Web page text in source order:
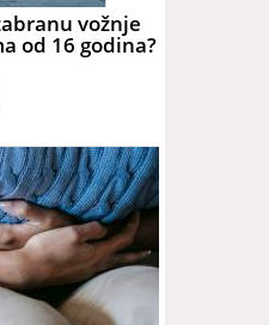
vožnje
od 16 godina?